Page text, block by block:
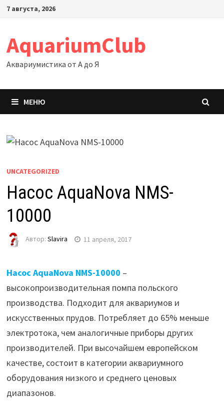
Перейти
7 августа, 2026
AquariumClub
Аквариумистика от А до Я
МЕНЮ
UNCATEGORIZED
Насос AquaNova NMS-
10000
Автор: Slavira 11 апреля, 2017
Насос AquaNova NMS-10000 –
высокопроизводительная помпа польского
производства. Подходит для аквариумов и
искусственных прудов. Потребляет до 65% меньше
электротока, чем аналогичные приборы других
производителей. При высочайшем европейском
качестве, состоит в категории аквариумного
оборудования низкого и среднего ценовых
диапазонов.